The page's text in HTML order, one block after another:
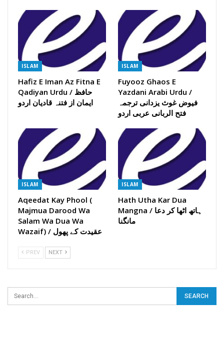
ISLAM
Hafiz E Iman Az Fitna E
Qadiyan Urdu / حافظ
ایمان از فتنہ قادیان اردو
ISLAM
Fuyooz Ghaos E
Yazdani Arabi Urdu /
فیوض غوث یزدانی ترجمہ
فتح الربانی عربی اردو
ISLAM
Aqeedat Kay Phool (
Majmua Darood Wa
Salam Wa Dua Wa
Wazaif) / عقیدت کے پھول
ISLAM
Hath Utha Kar Dua
Mangna / ہاتھ اٹھا کر دعا
مانگنا
PREV NEXT